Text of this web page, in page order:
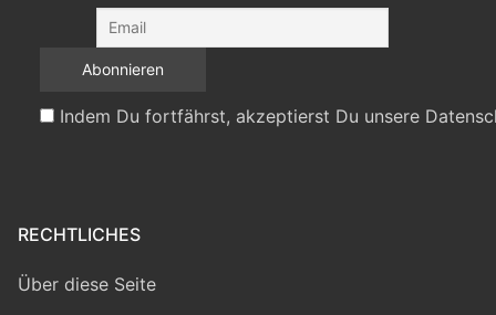
Indem Du fortfährst, akzeptierst Du unsere
RECHTLICHES
Über diese Seite